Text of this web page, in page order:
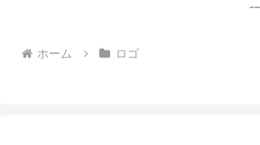
ホーム ロゴ